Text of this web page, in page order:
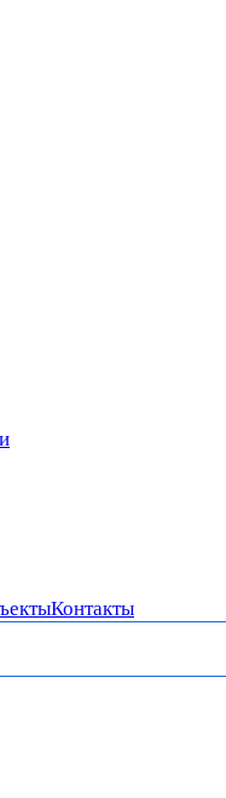
Контакты